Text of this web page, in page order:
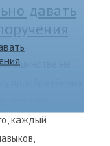
давать
не
приобретённых
от
каждый